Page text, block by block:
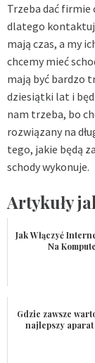
Trzeba dać firmie
dlatego
mają czas, a my
chcemy mieć
mają być bardzo
dziesiątki lat i
nam trzeba, bo
rozwiązany na
tego, jakie będą
schody wykonuje.
Artykuły
Jak Włączyć
Na
Gdzie zawsze
najlepszy